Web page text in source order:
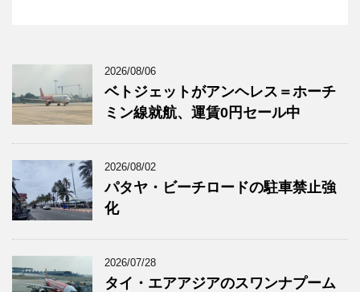
2026/08/06
ベトジェットがアンヘレス＝ホーチ
ミン線就航、運賃0円セール中
2026/08/02
パタヤ・ビーチロードの駐車禁止強
化
2026/07/28
タイ・エアアジアのスワンナプーム